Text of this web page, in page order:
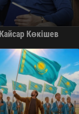
Кайсар Көкішев